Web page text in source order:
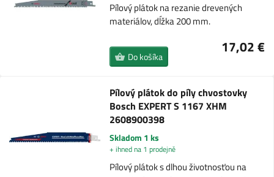
Pílový plátok na rezanie drevených
materiálov, dĺžka 200 mm.
17,02 €
Do košíka
Pílový plátok do píly chvostovky
Bosch EXPERT S 1167 XHM
2608900398
Skladom 1 ks
+ ihned na 1 prodejně
Pílový plátok s dlhou životnosťou na